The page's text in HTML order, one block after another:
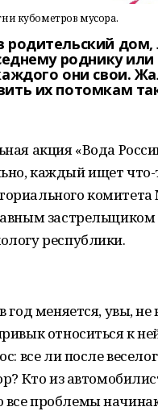
кубометров мусора.
родительский
роднику
они свои.
их потомкам
акция «Вода
каждый ищет что-
республики.
год меняется, увы,
относиться к
все ли после
Кто из
проблемы